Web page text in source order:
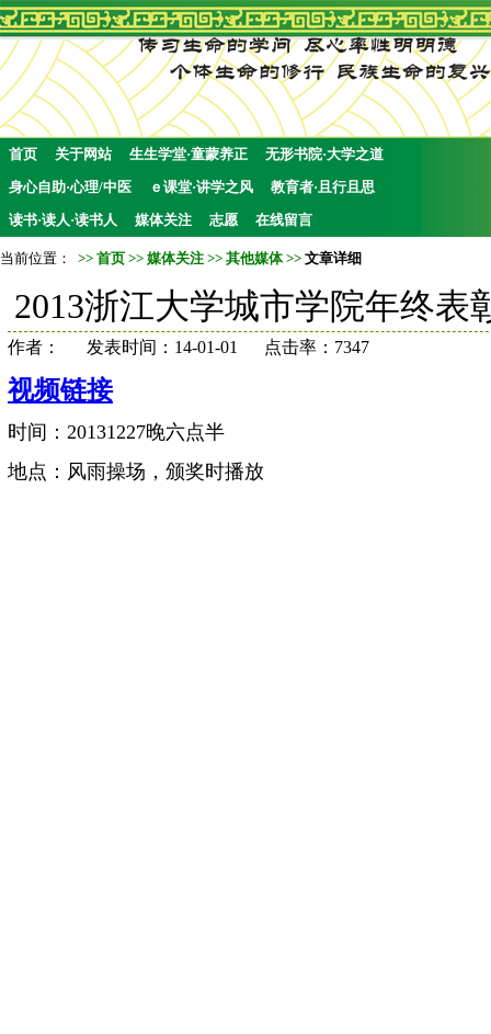
首页 关于网站 生生学堂·童蒙养正
无形书院·大学之道
身心自助·心理/中医
ｅ课堂·讲学之风
教育者·且行且思
读书·读人·读书人
媒体关注 志愿 在线留言
当前位置： >> 首页 >> 媒体关注 >> 其他媒体>> 文章详细
2013浙江大学城市学院年终
作者： 发表时间：14-01-01 点击率：7347
视频链接
时间：20131227晚六点半
地点：风雨操场，颁奖时播放